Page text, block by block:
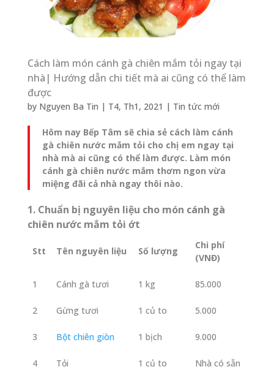
Cách làm món cánh gà chiên mắm tỏi ngay tại
nhà| Hướng dẫn chi tiết mà ai cũng có thể làm
được
by Nguyen Ba Tin | T4, Th1, 2021 | Tin tức mới
Hôm nay Bếp Tâm sẽ chia sẻ cách làm cánh
gà chiên nước mắm tỏi cho chị em ngay tại
nhà mà ai cũng có thể làm được. Làm món
cánh gà chiên nước mắm thơm ngon vừa
miệng đãi cả nhà ngay thôi nào.
1. Chuẩn bị nguyên liệu cho món cánh gà
chiên nước mắm tỏi ớt
Stt Tên nguyên liệu Số lượng
Chi phí
(VNĐ)
1 Cánh gà tươi 1 kg 85.000
2 Gừng tươi 1 củ to 5.000
3 Bột chiên giòn 1 bịch 9.000
4 Tỏi 1 củ to Nhà có sẵn